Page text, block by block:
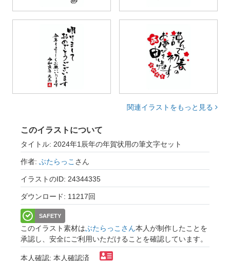
関連イラストをもっと見る
このイラストについて
タイトル: 2024年1辰年の年賀状用の筆文字セット
作者: ぶたらっこ さん
イラストのID: 24344335
ダウンロード: 11217回
SAFETY
このイラスト素材はぶたらっこさん本人が制作したことを
承認し、安全にご利用いただけることを確認しています。
本人確認: 本人確認済